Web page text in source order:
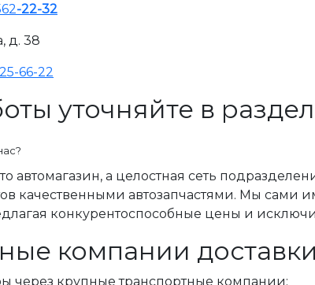
-22-32
д. 38
66-22
уточняйте в
автомагазин, а целостная сеть
качественными автозапчастями. Мы сами
конкурентоспособные цены и
компании доставки
через крупные транспортные компании: